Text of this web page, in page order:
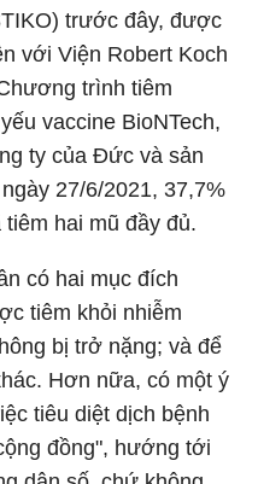
trước đây, được
với Viện Robert Koch
trình tiêm
vaccine BioNTech,
ty của Đức và sản
27/6/2021, 37,7%
hai mũ đầy đủ.
có hai mục đích
tiêm khỏi nhiễm
bị trở nặng; và để
Hơn nữa, có một ý
tiêu diệt dịch bệnh
đồng", hướng tới